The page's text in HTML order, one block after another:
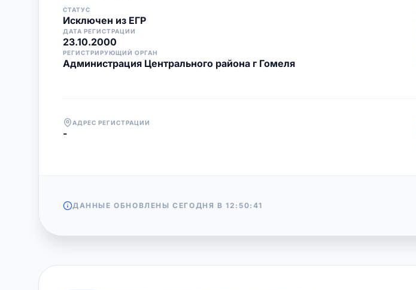
СТАТУС
Исключен из ЕГР
ДАТА РЕГИСТРАЦИИ
23.10.2000
РЕГИСТРИРУЮЩИЙ ОРГАН
Администрация Центрального района г Гомеля
АДРЕС РЕГИСТРАЦИИ
-
ДАННЫЕ ОБНОВЛЕНЫ СЕГОДНЯ В12:50:41